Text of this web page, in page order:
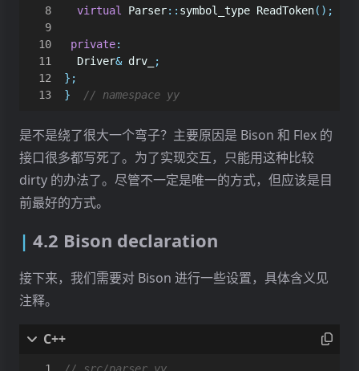
virtual Parser:: symbol_type ReadToken();
private:
Driver& drv_
;
};
}
是不是绕了很大一个弯子？主要原因是 Bison 和 Flex 的
接口很多都写死了。为了实现交互，只能用这种比较
dirty 的办法了。尽管不一定是唯一的方式，但应该是目
前最好的方式。
4.2 Bison declaration
接下来，我们需要对 Bison 进行一些设置，具体含义见
注释。